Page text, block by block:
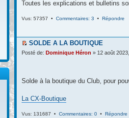
Toutes les explications et bulletins
Vus: 57357 • Commentaires: 3 • Répondre
SOLDE A LA BOUTIQUE
Posté de: Dominique Héron » 12 août
Solde à la boutique du Club, pour
La CX-Boutique
Vus: 131687 • Commentaires: 0 • Répondre